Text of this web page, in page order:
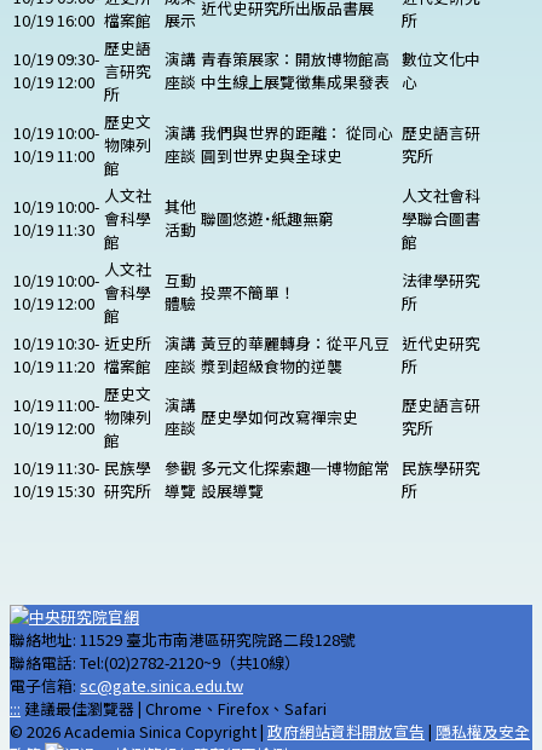
10/19 16:00 檔案館
展示
近代史研究所出版品書展
所
10/19 09:30-
10/19 12:00
歷史語
言研究
所
演講
座談
青春策展家：開放博物館高
中生線上展覽徵集成果發表
數位文化中
心
10/19 10:00-
10/19 11:00
歷史文
物陳列
館
演講
座談
我們與世界的距離： 從同心
圓到世界史與全球史
歷史語言研
究所
10/19 10:00-
10/19 11:30
人文社
會科學
館
其他
活動 聯圖悠遊˙紙趣無窮
人文社會科
學聯合圖書
館
10/19 10:00-
10/19 12:00
人文社
會科學
館
互動
體驗 投票不簡單！
法律學研究
所
10/19 10:30-
10/19 11:20
近史所
檔案館
演講
座談
黃豆的華麗轉身：從平凡豆
漿到超級食物的逆襲
近代史研究
所
10/19 11:00-
10/19 12:00
歷史文
物陳列
館
演講
座談 歷史學如何改寫禪宗史
歷史語言研
究所
10/19 11:30-
10/19 15:30
民族學
研究所
參觀
導覽
多元文化探索趣─博物館常
設展導覽
民族學研究
所
聯絡地址: 11529 臺北市南港區研究院路二段128號
聯絡電話: Tel:(02)2782-2120~9（共10線）
電子信箱: sc@gate.sinica.edu.tw
::: 建議最佳瀏覽器 | Chrome、Firefox、Safari
© 2026 Academia Sinica Copyright | 政府網站資料開放宣告 | 隱私權及安全